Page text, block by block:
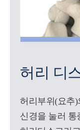
허리 디
허리부위(요추)
신경을 눌러 통